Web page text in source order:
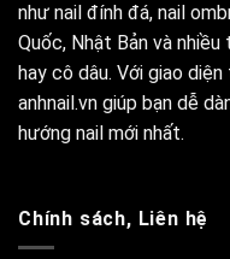
như nail đính đá, nail
Quốc, Nhật Bản và
hay cô dâu. Với giao
anhnail.vn giúp bạn dễ
hướng nail mới nhất.
Chính sách, Liên hệ